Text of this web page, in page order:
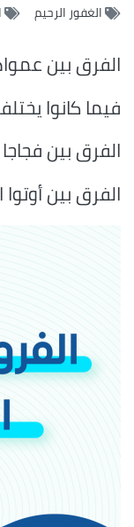
الغفور الرحيم
الفرق بين
فيما كانوا
الفرق بين
الفرق بين